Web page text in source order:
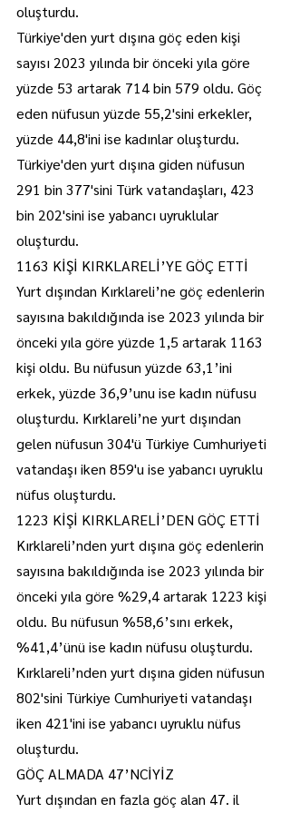
oluşturdu.
Türkiye'den yurt dışına göç eden kişi
sayısı 2023 yılında bir önceki yıla göre
yüzde 53 artarak 714 bin 579 oldu. Göç
eden nüfusun yüzde 55,2'sini erkekler,
yüzde 44,8'ini ise kadınlar oluşturdu.
Türkiye'den yurt dışına giden nüfusun
291 bin 377'sini Türk vatandaşları, 423
bin 202'sini ise yabancı uyruklular
oluşturdu.
1163 KİŞİ KIRKLARELİ’YE GÖÇ ETTİ
Yurt dışından Kırklareli’ne göç edenlerin
sayısına bakıldığında ise 2023 yılında bir
önceki yıla göre yüzde 1,5 artarak 1163
kişi oldu. Bu nüfusun yüzde 63,1’ini
erkek, yüzde 36,9’unu ise kadın nüfusu
oluşturdu. Kırklareli’ne yurt dışından
gelen nüfusun 304'ü Türkiye Cumhuriyeti
vatandaşı iken 859'u ise yabancı uyruklu
nüfus oluşturdu.
1223 KİŞİ KIRKLARELİ’DEN GÖÇ ETTİ
Kırklareli’nden yurt dışına göç edenlerin
sayısına bakıldığında ise 2023 yılında bir
önceki yıla göre %29,4 artarak 1223 kişi
oldu. Bu nüfusun %58,6’sını erkek,
%41,4’ünü ise kadın nüfusu oluşturdu.
Kırklareli’nden yurt dışına giden nüfusun
802'sini Türkiye Cumhuriyeti vatandaşı
iken 421'ini ise yabancı uyruklu nüfus
oluşturdu.
GÖÇ ALMADA 47’NCİYİZ
Yurt dışından en fazla göç alan 47. il